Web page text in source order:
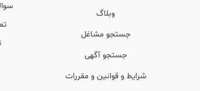
وبلاگ
جستجو مشاغل
جستجو آگهی
شرایط و قوانین و مقررات